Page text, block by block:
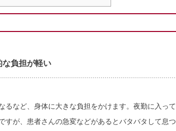
な負担が軽い
るなど、身体に大きな負担をかけます。夜勤に入って
すが、患者さんの急変などがあるとバタバタして息つ